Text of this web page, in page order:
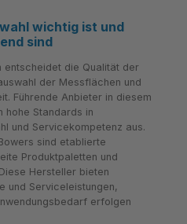
wichtig ist und
sind
entscheidet die Qualität der
der Messflächen und
Führende Anbieter in diesem
hohe Standards in
und Servicekompetenz aus.
sind etablierte
Produktpaletten und
Hersteller bieten
und Serviceleistungen,
erfolgen